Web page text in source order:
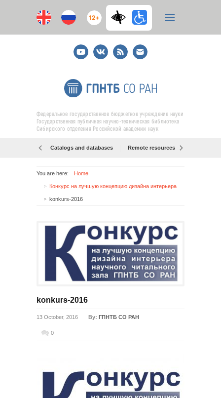
12+
YoutubeВКонтакте
RSS
E-
mail
подписка
Федеральное государственное бюджетное учреждение науки
Государственная публичная научно-техническая библиотека
Сибирского отделения Российской академии наук
Catalogs and databases Remote resources
You are here: Home
Конкурс на лучшую концепцию дизайна интерьера
konkurs-2016
konkurs-2016
13 October, 2016 By: ГПНТБ СО РАН
0